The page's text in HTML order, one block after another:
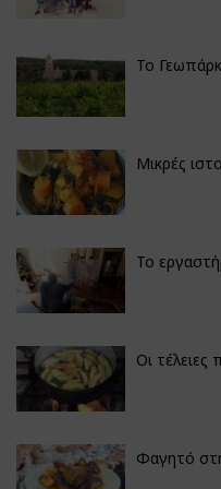
Το
Μικρές
Το
Οι τέλειες
Φαγητό